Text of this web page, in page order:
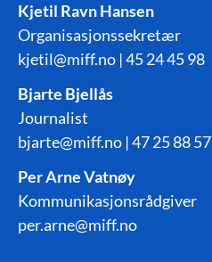
Kjetil Ravn Hansen
Organisasjonssekretær
kjetil@miff.no | 45 24 45 98
Bjarte Bjellås
Journalist
bjarte@miff.no | 47 25 88 57
Per Arne Vatnøy
Kommunikasjonsrådgiver
per.arne@miff.no